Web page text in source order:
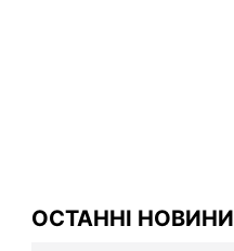
ОСТАННІ НОВИНИ